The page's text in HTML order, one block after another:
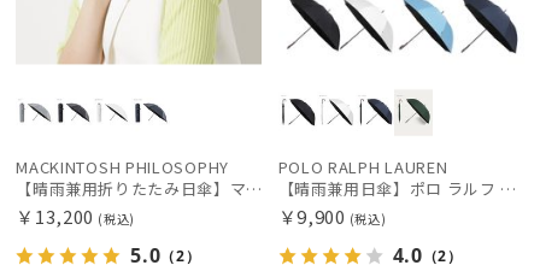
MACKINTOSH PHILOSOPHY
【晴雨兼用折りたたみ日傘】マッキントッシュ フィロソフィー (MACKINTOSH PHILOSOPHY)アンブレラモチーフ 雨の日OK 軽量 遮光100％ 遮熱 UV
￥13,200 (税込)
5.0 （2）
POLO RALPH LAUREN
【晴雨兼用日傘】ポロ ラルフ ローレン (POLO RALPH LAUREN) ワンポイント刺繍 遮光100% UVメンズ日傘
￥9,900 (税込)
4.0 （2）